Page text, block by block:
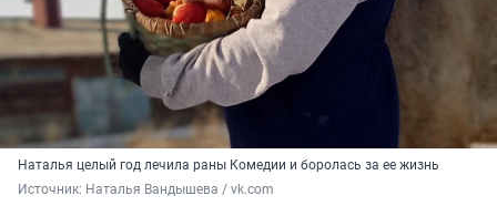
Наталья целый год лечила раны Комедии и боролась за ее жизнь
Источник: Наталья Вандышева / vk.com